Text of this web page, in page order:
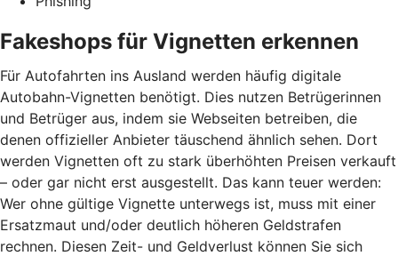
Fakeshops für Vignetten erkennen
Für Autofahrten ins Ausland werden häufig digitale
Autobahn-Vignetten benötigt. Dies nutzen Betrügerinnen
und Betrüger aus, indem sie Webseiten betreiben, die
denen offizieller Anbieter täuschend ähnlich sehen. Dort
werden Vignetten oft zu stark überhöhten Preisen verkauft
– oder gar nicht erst ausgestellt. Das kann teuer werden:
Wer ohne gültige Vignette unterwegs ist, muss mit einer
Ersatzmaut und/oder deutlich höheren Geldstrafen
rechnen. Diesen Zeit- und Geldverlust können Sie sich